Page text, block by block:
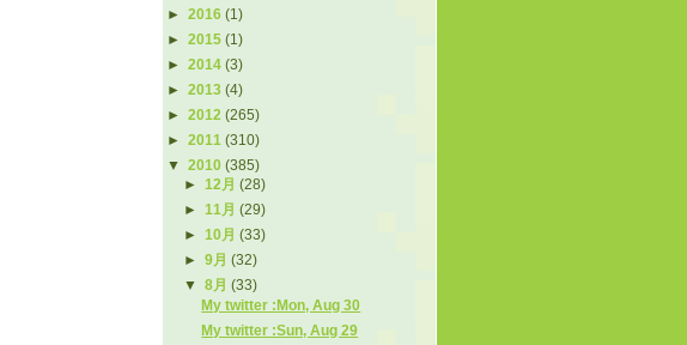
► 2016 (1)
► 2015 (1)
► 2014 (3)
► 2013 (4)
► 2012 (265)
► 2011 (310)
▼ 2010 (385)
►12月(28)
►11月(29)
►10月(33)
►9月(32)
▼8月(33)
My twitter :Mon, Aug 30
My twitter :Sun, Aug 29